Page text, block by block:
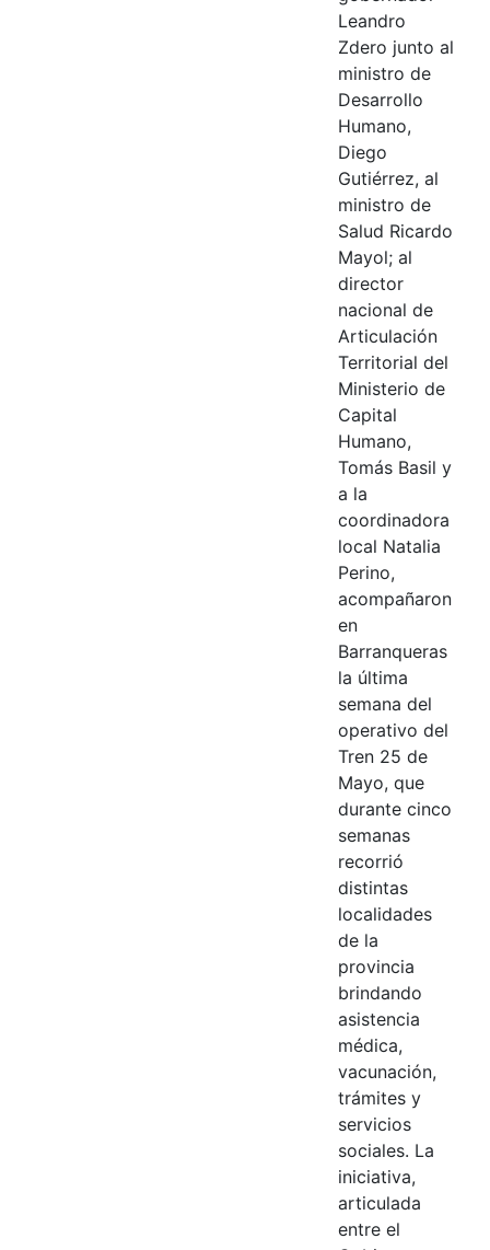
Leandro
Zdero junto al
ministro de
Desarrollo
Humano,
Diego
Gutiérrez, al
ministro de
Salud Ricardo
Mayol; al
director
nacional de
Articulación
Territorial del
Ministerio de
Capital
Humano,
Tomás Basil y
a la
coordinadora
local Natalia
Perino,
acompañaron
en
Barranqueras
la última
semana del
operativo del
Tren 25 de
Mayo, que
durante cinco
semanas
recorrió
distintas
localidades
de la
provincia
brindando
asistencia
médica,
vacunación,
trámites y
servicios
sociales. La
iniciativa,
articulada
entre el